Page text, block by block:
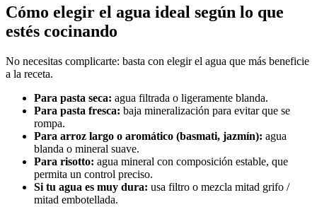
Cómo elegir el agua ideal según lo que
estés cocinando
No necesitas complicarte: basta con elegir el agua que más beneficie
a la receta.
Para pasta seca: agua filtrada o ligeramente blanda.
Para pasta fresca: baja mineralización para evitar que se
rompa.
Para arroz largo o aromático (basmati, jazmín): agua
blanda o mineral suave.
Para risotto: agua mineral con composición estable, que
permita un control preciso.
Si tu agua es muy dura: usa filtro o mezcla mitad grifo /
mitad embotellada.